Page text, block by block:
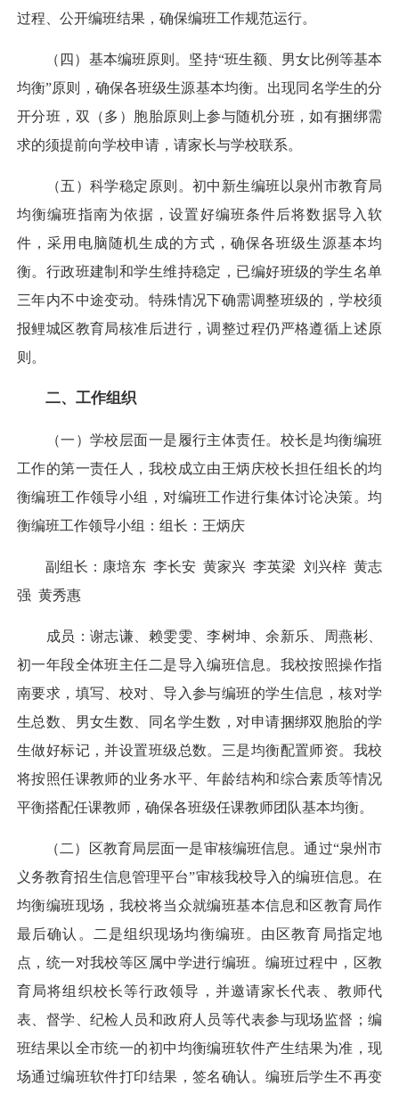
过程、公开编班结果，确保编班工作规范运行。
（四）基本编班原则。坚持“班生额、男女比例等基本
均衡”原则，确保各班级生源基本均衡。出现同名学生的分
开分班，双（多）胞胎原则上参与随机分班，如有捆绑需
求的须提前向学校申请，请家长与学校联系。
（五）科学稳定原则。初中新生编班以泉州市教育局
均衡编班指南为依据，设置好编班条件后将数据导入软
件，采用电脑随机生成的方式，确保各班级生源基本均
衡。行政班建制和学生维持稳定，已编好班级的学生名单
三年内不中途变动。特殊情况下确需调整班级的，学校须
报鲤城区教育局核准后进行，调整过程仍严格遵循上述原
则。
二、工作组织
（一）学校层面一是履行主体责任。校长是均衡编班
工作的第一责任人，我校成立由王炳庆校长担任组长的均
衡编班工作领导小组，对编班工作进行集体讨论决策。均
衡编班工作领导小组：组长：王炳庆
副组长：康培东 李长安 黄家兴 李英梁 刘兴梓 黄志
强 黄秀惠
成员：谢志谦、赖雯雯、李树坤、余新乐、周燕彬、
初一年段全体班主任二是导入编班信息。我校按照操作指
南要求，填写、校对、导入参与编班的学生信息，核对学
生总数、男女生数、同名学生数，对申请捆绑双胞胎的学
生做好标记，并设置班级总数。三是均衡配置师资。我校
将按照任课教师的业务水平、年龄结构和综合素质等情况
平衡搭配任课教师，确保各班级任课教师团队基本均衡。
（二）区教育局层面一是审核编班信息。通过“泉州市
义务教育招生信息管理平台”审核我校导入的编班信息。在
均衡编班现场，我校将当众就编班基本信息和区教育局作
最后确认。二是组织现场均衡编班。由区教育局指定地
点，统一对我校等区属中学进行编班。编班过程中，区教
育局将组织校长等行政领导，并邀请家长代表、教师代
表、督学、纪检人员和政府人员等代表参与现场监督；编
班结果以全市统一的初中均衡编班软件产生结果为准，现
场通过编班软件打印结果，签名确认。编班后学生不再变